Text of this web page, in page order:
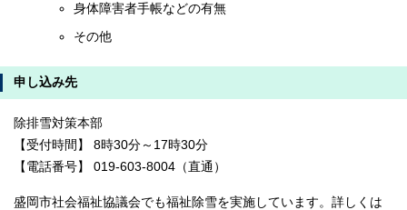
身体障害者手帳などの有無
その他
申し込み先
除排雪対策本部
【受付時間】 8時30分～17時30分
【電話番号】 019-603-8004（直通）
盛岡市社会福祉協議会でも福祉除雪を実施しています。詳しくは